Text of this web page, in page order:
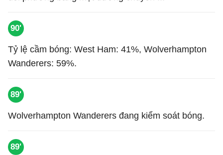
90'
Tỷ lệ cầm bóng: West Ham: 41%, Wolverhampton
Wanderers: 59%.
89'
Wolverhampton Wanderers đang kiểm soát bóng.
89'